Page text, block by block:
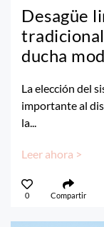
Desagüe
ducha
La elección del
importante al
la...
Leer ahora >
0 Compartir